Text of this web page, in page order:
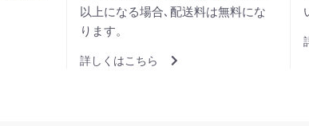
以上になる場合､配送料は無料にな
ります。
詳しくはこちら